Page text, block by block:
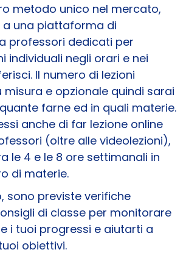
metodo unico nel mercato,
una piattaforma di
professori dedicati per
individuali negli orari e nei
Il numero di lezioni
misura e opzionale quindi sarai
farne ed in quali materie.
anche di far lezione online
(oltre alle videolezioni),
le 4 e le 8 ore settimanali in
di materie.
sono previste verifiche
di classe per monitorare
i tuoi progressi e aiutarti a
obiettivi.